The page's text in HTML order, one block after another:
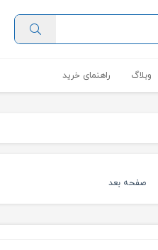
وبلاگ راهنمای خرید
صفحه بعد